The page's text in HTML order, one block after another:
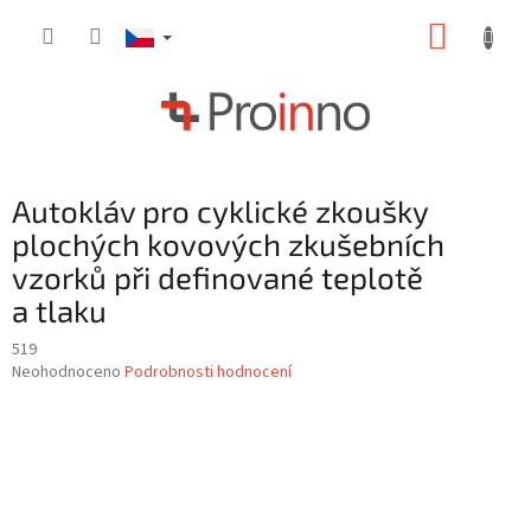
Autokláv pro cyklické zkoušky
plochých kovových zkušebních
vzorků při definované teplotě
a tlaku
519
Průměrné
Neohodnoceno Podrobnosti hodnocení